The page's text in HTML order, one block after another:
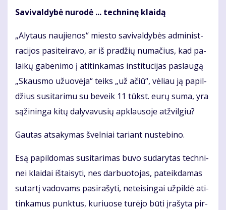
Savivaldybė nu­ro­dė ... tech­ni­nę klai­dą
„Aly­taus nau­jie­nos“ mies­to sa­vi­val­dy­bės ad­mi­nist­
ra­ci­jos pa­si­tei­ra­vo, ar iš pra­džių nu­ma­čius, kad pa­
lai­kų ga­be­ni­mo į ati­tin­ka­mas ins­ti­tu­ci­jas pa­slau­gą
„Skaus­mo užuo­vė­ja“ teiks „už ačiū“, vė­liau ją pa­pil­
džius su­si­ta­ri­mu su be­veik 11 tūkst. eu­rų su­ma, yra
są­ži­nin­ga ki­tų da­ly­va­vu­sių ap­klau­so­je at­žvil­giu?
Gau­tas at­sa­ky­mas švel­niai ta­riant nu­ste­bi­no.
Esą pa­pil­do­mas su­si­ta­ri­mas bu­vo su­da­ry­tas tech­ni­
nei klai­dai iš­tai­sy­ti, nes dar­buo­to­jas, pa­teik­da­mas
su­tar­tį va­do­vams pa­si­ra­šy­ti, ne­tei­sin­gai už­pil­dė ati­
tin­ka­mus punk­tus, ku­riuo­se tu­rė­jo bū­ti įra­šy­ta pir­